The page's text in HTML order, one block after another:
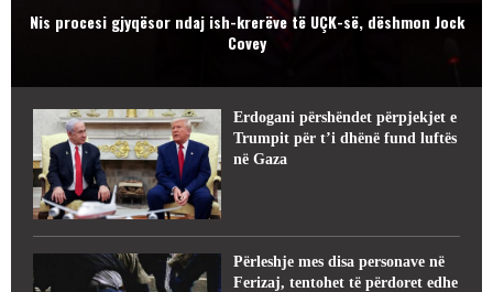
Nis procesi gjyqësor ndaj ish-krerëve të UÇK-së, dëshmon Jock
Covey
Erdogani përshëndet përpjekjet e
Trumpit për t’i dhënë fund luftës
në Gaza
Përleshje mes disa personave në
Ferizaj, tentohet të përdoret edhe